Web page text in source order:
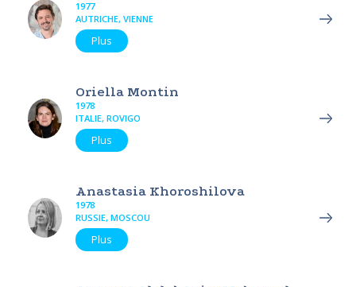
1977
AUTRICHE, VIENNE
Plus
Oriella Montin
1978
ITALIE, ROVIGO
Plus
Anastasia Khoroshilova
1978
RUSSIE, MOSCOU
Plus